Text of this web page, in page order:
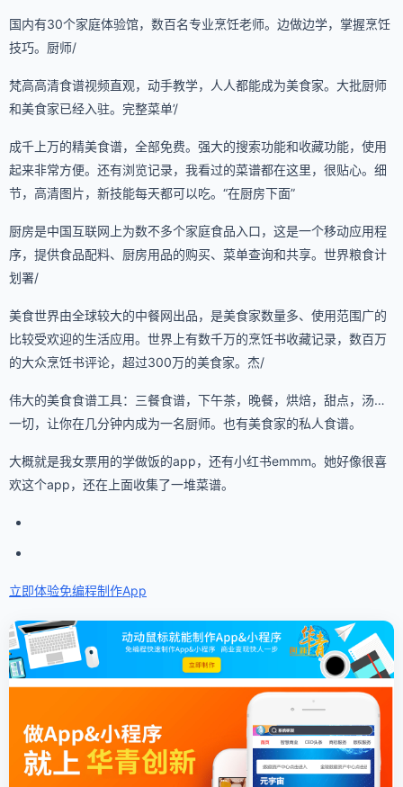
国内有30个家庭体验馆，数百名专业烹饪老师。边做边学，掌握烹饪
技巧。厨师/
梵高高清食谱视频直观，动手教学，人人都能成为美食家。大批厨师
和美食家已经入驻。完整菜单’/
成千上万的精美食谱，全部免费。强大的搜索功能和收藏功能，使用
起来非常方便。还有浏览记录，我看过的菜谱都在这里，很贴心。细
节，高清图片，新技能每天都可以吃。“在厨房下面”
厨房是中国互联网上为数不多个家庭食品入口，这是一个移动应用程
序，提供食品配料、厨房用品的购买、菜单查询和共享。世界粮食计
划署/
美食世界由全球较大的中餐网出品，是美食家数量多、使用范围广的
比较受欢迎的生活应用。世界上有数千万的烹饪书收藏记录，数百万
的大众烹饪书评论，超过300万的美食家。杰/
伟大的美食食谱工具：三餐食谱，下午茶，晚餐，烘焙，甜点，汤…
一切，让你在几分钟内成为一名厨师。也有美食家的私人食谱。
大概就是我女票用的学做饭的app，还有小红书emmm。她好像很喜
欢这个app，还在上面收集了一堆菜谱。
立即体验免编程制作App